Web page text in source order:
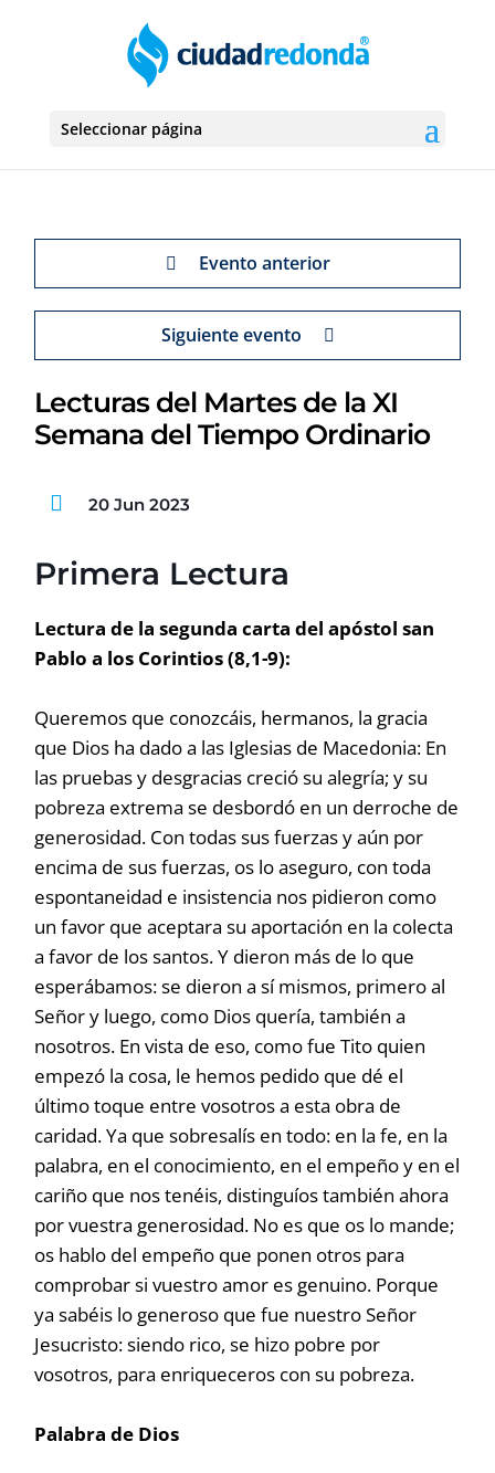
Seleccionar página
Evento anterior
Siguiente evento
Lecturas del Martes de la XI
Semana del Tiempo Ordinario
20 Jun 2023
Primera Lectura
Lectura de la segunda carta del apóstol san
Pablo a los Corintios (8,1-9):
Queremos que conozcáis, hermanos, la gracia
que Dios ha dado a las Iglesias de Macedonia: En
las pruebas y desgracias creció su alegría; y su
pobreza extrema se desbordó en un derroche de
generosidad. Con todas sus fuerzas y aún por
encima de sus fuerzas, os lo aseguro, con toda
espontaneidad e insistencia nos pidieron como
un favor que aceptara su aportación en la colecta
a favor de los santos. Y dieron más de lo que
esperábamos: se dieron a sí mismos, primero al
Señor y luego, como Dios quería, también a
nosotros. En vista de eso, como fue Tito quien
empezó la cosa, le hemos pedido que dé el
último toque entre vosotros a esta obra de
caridad. Ya que sobresalís en todo: en la fe, en la
palabra, en el conocimiento, en el empeño y en el
cariño que nos tenéis, distinguíos también ahora
por vuestra generosidad. No es que os lo mande;
os hablo del empeño que ponen otros para
comprobar si vuestro amor es genuino. Porque
ya sabéis lo generoso que fue nuestro Señor
Jesucristo: siendo rico, se hizo pobre por
vosotros, para enriqueceros con su pobreza.
Palabra de Dios